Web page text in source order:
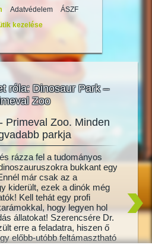
Adatvédelem
ÁSZF
kezelése
róla: Dinosaur Park –
Zoo
Primeval Zoo. Minden
parkja
rázza fel a tudományos
bukkant egy
már csak az a
kiderült, ezek a dinók még
Kell tehát egy profi
hogy legyen hol
állatokat! Szerencsére Dr.
erre a feladatra, hiszen ő
előbb-utóbb feltámasztható
Mi a
álma?
feladat
viseld,
Ha még